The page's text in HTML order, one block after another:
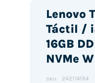
Lenovo
Táctil /
16GB
NVMe
SKU: 2421141R4